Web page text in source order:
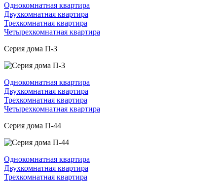
Однокомнатная квартира
Двухкомнатная квартира
Трехкомнатная квартира
Четырехкомнатная квартира
Серия дома П-3
Однокомнатная квартира
Двухкомнатная квартира
Трехкомнатная квартира
Четырехкомнатная квартира
Серия дома П-44
Однокомнатная квартира
Двухкомнатная квартира
Трехкомнатная квартира